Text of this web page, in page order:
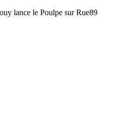
lance le Poulpe sur Rue89